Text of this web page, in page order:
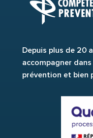
Depuis plus de 20
accompagner
prévention et bien